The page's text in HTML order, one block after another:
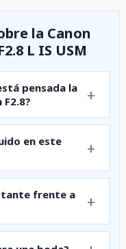
la Canon
L IS USM
pensada la
F2.8?
en este
frente a